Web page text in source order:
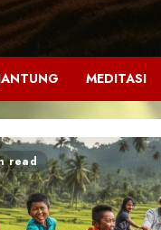
MEDITASI
read